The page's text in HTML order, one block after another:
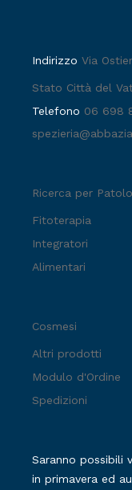
IndirizzoVia
Stato Città del
Telefono 06 698
Ricerca per
Fitoterapia
Integratori
Alimentari
Cosmesi
Altri prodotti
Modulo d'Ordine
Spedizioni
Saranno possibili
in primavera ed